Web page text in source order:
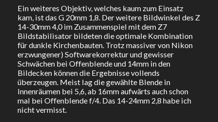
Ein weiteres Objektiv, welches kaum zum Einsatz
kam, ist das G 20mm 1,8. Der weitere Bildwinkel des Z
14-30mm 4,0 im Zusammenspiel mit dem Z7
Bildstabilisator bildeten die optimale Kombination
für dunkle Kirchenbauten. Trotz massiver von Nikon
erzwungener) Softwarekorrektur und gewisser
Schwächen bei Offenblende und 14mm in den
Bildecken können die Ergebnisse vollends
überzeugen. Meist lag die gewählte Blende in
Innenräumen bei 5,6, ab 16mm aufwärts auch schon
mal bei Offenblende f/4. Das 14-24mm 2,8 habe ich
nicht vermisst.